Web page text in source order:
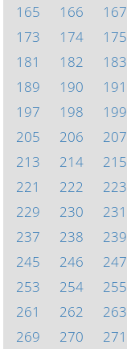
165
166 167
173
174 175
181
182 183
189
190 191
197
198 199
205
206 207
213
214 215
221
222 223
229
230 231
237
238 239
245
246 247
253
254 255
261
262 263
269
270 271